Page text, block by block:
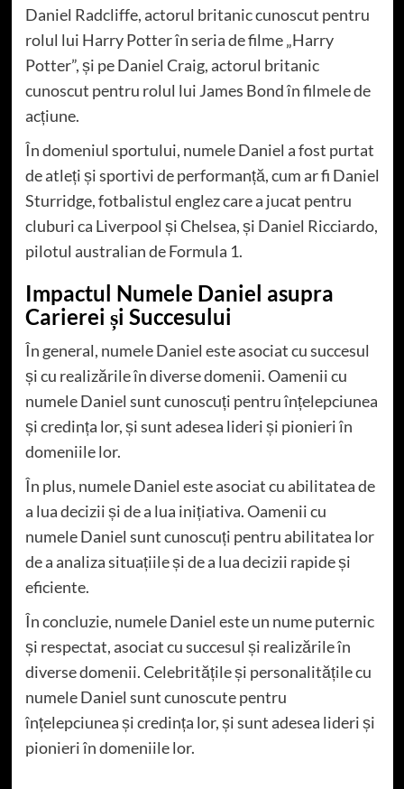
Daniel Radcliffe, actorul britanic cunoscut pentru
rolul lui Harry Potter în seria de filme „Harry
Potter”, și pe Daniel Craig, actorul britanic
cunoscut pentru rolul lui James Bond în filmele de
acțiune.
În domeniul sportului, numele Daniel a fost purtat
de atleți și sportivi de performanță, cum ar fi Daniel
Sturridge, fotbalistul englez care a jucat pentru
cluburi ca Liverpool și Chelsea, și Daniel Ricciardo,
pilotul australian de Formula 1.
Impactul Numele Daniel asupra
Carierei și Succesului
În general, numele Daniel este asociat cu succesul
și cu realizările în diverse domenii. Oamenii cu
numele Daniel sunt cunoscuți pentru înțelepciunea
și credința lor, și sunt adesea lideri și pionieri în
domeniile lor.
În plus, numele Daniel este asociat cu abilitatea de
a lua decizii și de a lua inițiativa. Oamenii cu
numele Daniel sunt cunoscuți pentru abilitatea lor
de a analiza situațiile și de a lua decizii rapide și
eficiente.
În concluzie, numele Daniel este un nume puternic
și respectat, asociat cu succesul și realizările în
diverse domenii. Celebritățile și personalitățile cu
numele Daniel sunt cunoscute pentru
înțelepciunea și credința lor, și sunt adesea lideri și
pionieri în domeniile lor.